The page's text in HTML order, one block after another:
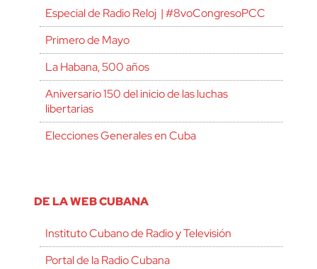
Especial de Radio Reloj | #8voCongresoPCC
Primero de Mayo
La Habana, 500 años
Aniversario 150 del inicio de las luchas
libertarias
Elecciones Generales en Cuba
DE LA WEB CUBANA
Instituto Cubano de Radio y Televisión
Portal de la Radio Cubana